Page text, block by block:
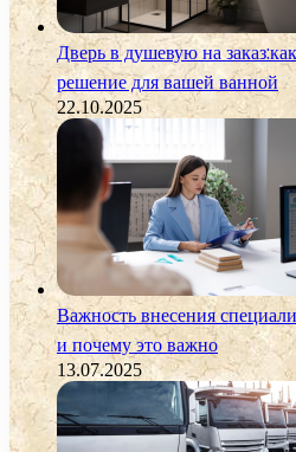
Дверь в душевую на
решение для вашей ванной
22.10.2025
Важность внесения
и почему это важно
13.07.2025